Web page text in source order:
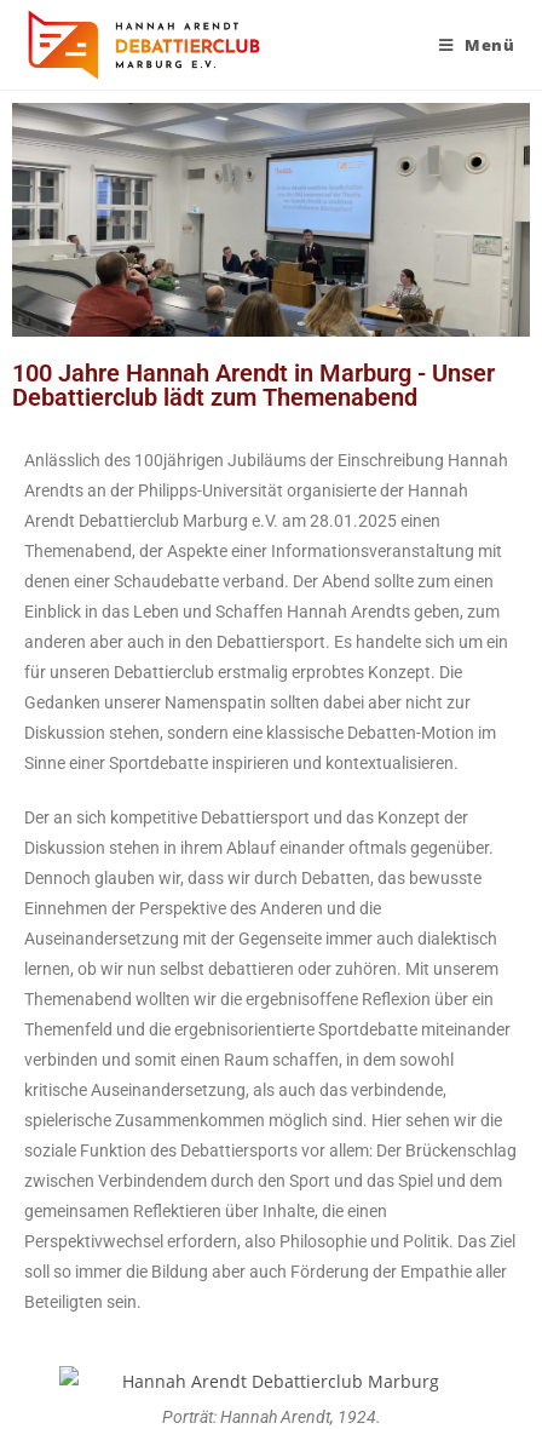
Menü
100 Jahre Hannah Arendt in Marburg - Unser
Debattierclub lädt zum Themenabend
Anlässlich des 100jährigen Jubiläums der Einschreibung Hannah
Arendts an der Philipps-Universität organisierte der Hannah
Arendt Debattierclub Marburg e.V. am 28.01.2025 einen
Themenabend, der Aspekte einer Informationsveranstaltung mit
denen einer Schaudebatte verband. Der Abend sollte zum einen
Einblick in das Leben und Schaffen Hannah Arendts geben, zum
anderen aber auch in den Debattiersport. Es handelte sich um ein
für unseren Debattierclub erstmalig erprobtes Konzept. Die
Gedanken unserer Namenspatin sollten dabei aber nicht zur
Diskussion stehen, sondern eine klassische Debatten-Motion im
Sinne einer Sportdebatte inspirieren und kontextualisieren.
Der an sich kompetitive Debattiersport und das Konzept der
Diskussion stehen in ihrem Ablauf einander oftmals gegenüber.
Dennoch glauben wir, dass wir durch Debatten, das bewusste
Einnehmen der Perspektive des Anderen und die
Auseinandersetzung mit der Gegenseite immer auch dialektisch
lernen, ob wir nun selbst debattieren oder zuhören. Mit unserem
Themenabend wollten wir die ergebnisoffene Reflexion über ein
Themenfeld und die ergebnisorientierte Sportdebatte miteinander
verbinden und somit einen Raum schaffen, in dem sowohl
kritische Auseinandersetzung, als auch das verbindende,
spielerische Zusammenkommen möglich sind. Hier sehen wir die
soziale Funktion des Debattiersports vor allem: Der Brückenschlag
zwischen Verbindendem durch den Sport und das Spiel und dem
gemeinsamen Reflektieren über Inhalte, die einen
Perspektivwechsel erfordern, also Philosophie und Politik. Das Ziel
soll so immer die Bildung aber auch Förderung der Empathie aller
Beteiligten sein.
Porträt: Hannah Arendt, 1924.